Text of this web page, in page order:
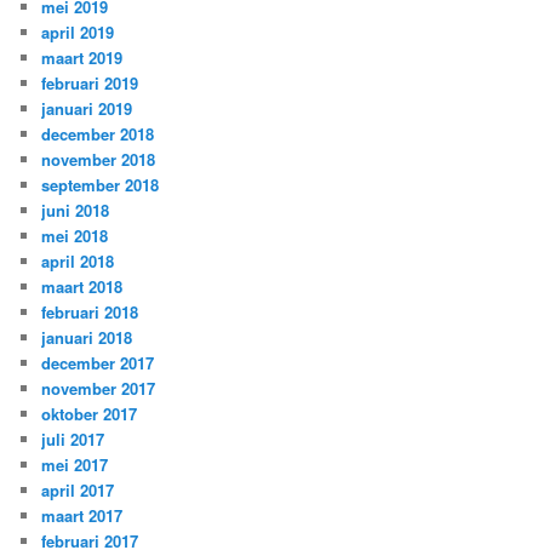
mei 2019
april 2019
maart 2019
februari 2019
januari 2019
december 2018
november 2018
september 2018
juni 2018
mei 2018
april 2018
maart 2018
februari 2018
januari 2018
december 2017
november 2017
oktober 2017
juli 2017
mei 2017
april 2017
maart 2017
februari 2017